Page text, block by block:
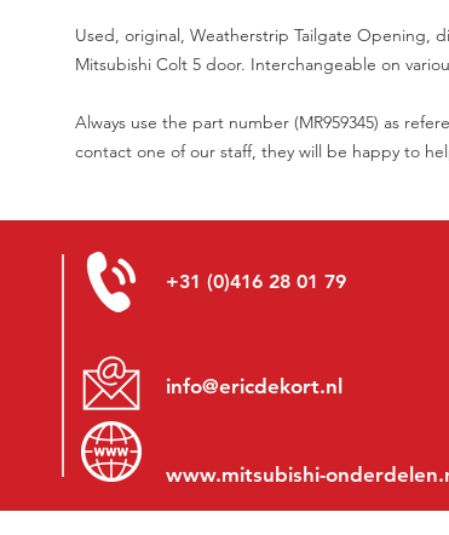
Used, original, Weatherstrip Tailgate Opening,
Mitsubishi Colt 5 door. Interchangeable on
Always use the part number (MR959345) as
contact one of our staff, they will be happy to
+31 (0)416 28 01 79
info@ericdekort.nl
www.mitsubishi-